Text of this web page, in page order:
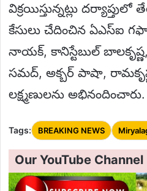
విక్రయిస్తున్నట్లు
కేసులు చేదించిన ఏఎస్ఐ
నాయక్, కానిస్టేబుల్
సమద్, అక్బర్ పాషా,
లక్ష్మణులను అభినందించారు.
Tags: BREAKING NEWS
Our YouTube Channel